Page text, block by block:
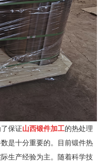
保证山西锻件加工的热处理
是十分重要的。目前锻件热
生产经验为主。随着科学技